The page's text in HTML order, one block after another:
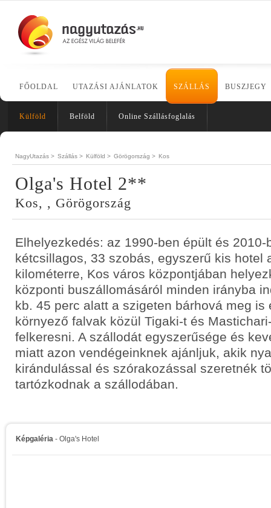
FŐOLDAL UTAZÁSI AJÁNLATOK SZÁLLÁS BUSZJEGY
Külföld Belföld Online Szállásfoglalás
NagyUtazás > Szállás > Külföld > Görögország > Kos
Olga's Hotel 2**
Kos, , Görögország
Elhelyezkedés: az 1990-ben épült és 2010-
kétcsillagos, 33 szobás, egyszerű kis hotel
kilométerre, Kos város központjában
központi buszállomásáról minden irányba
kb. 45 perc alatt a szigeten bárhová meg is
környező falvak közül Tigaki-t és
felkeresni. A szállodát egyszerűsége és
miatt azon vendégeinknek ajánljuk, akik
kirándulással és szórakozással szeretnék
tartózkodnak a szállodában.
Képgaléria - Olga's Hotel